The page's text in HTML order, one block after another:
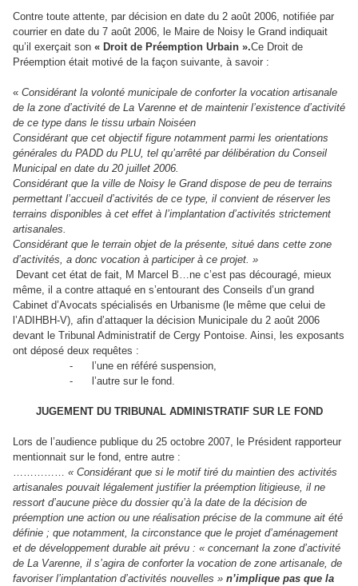
Contre toute attente, par décision en date du 2 août 2006, notifiée par
courrier en date du 7 août 2006, le Maire de Noisy le Grand indiquait
qu’il exerçait son « Droit de Préemption Urbain ».Ce Droit de
Préemption était motivé de la façon suivante, à savoir :
« Considérant la volonté municipale de conforter la vocation artisanale
de la zone d’activité de La Varenne et de maintenir l’existence d’activité
de ce type dans le tissu urbain Noiséen
Considérant que cet objectif figure notamment parmi les orientations
générales du PADD du PLU, tel qu’arrêté par délibération du Conseil
Municipal en date du 20 juillet 2006.
Considérant que la ville de Noisy le Grand dispose de peu de terrains
permettant l’accueil d’activités de ce type, il convient de réserver les
terrains disponibles à cet effet à l’implantation d’activités strictement
artisanales.
Considérant que le terrain objet de la présente, situé dans cette zone
d’activités, a donc vocation à participer à ce projet. »
Devant cet état de fait, M Marcel B…ne c’est pas découragé, mieux
même, il a contre attaqué en s’entourant des Conseils d’un grand
Cabinet d’Avocats spécialisés en Urbanisme (le même que celui de
l’ADIHBH-V), afin d’attaquer la décision Municipale du 2 août 2006
devant le Tribunal Administratif de Cergy Pontoise. Ainsi, les exposants
ont déposé deux requêtes :
-
l’une en référé suspension,
-
l’autre sur le fond.
JUGEMENT DU TRIBUNAL ADMINISTRATIF SUR LE FOND
Lors de l’audience publique du 25 octobre 2007, le Président rapporteur
mentionnait sur le fond, entre autre :
…………… « Considérant que si le motif tiré du maintien des activités
artisanales pouvait légalement justifier la préemption litigieuse, il ne
ressort d’aucune pièce du dossier qu’à la date de la décision de
préemption une action ou une réalisation précise de la commune ait été
définie ; que notamment, la circonstance que le projet d’aménagement
et de développement durable ait prévu : « concernant la zone d’activité
de La Varenne, il s’agira de conforter la vocation de zone artisanale, de
favoriser l’implantation d’activités nouvelles » n’implique pas que la